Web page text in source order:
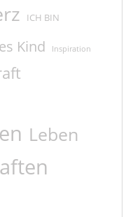
ICH BIN
Kind Inspiration
Leben